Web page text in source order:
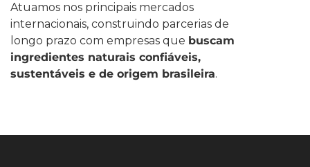
Atuamos nos principais mercados
internacionais, construindo parcerias de
longo prazo com empresas que buscam
ingredientes naturais confiáveis,
sustentáveis e de origem brasileira.